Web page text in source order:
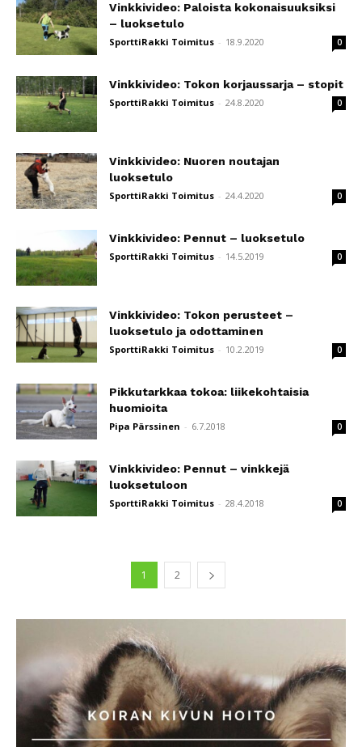
Vinkkivideo: Paloista kokonaisuuksiksi
– luoksetulo
SporttiRakki Toimitus - 18.9.2020 0
Vinkkivideo: Tokon korjaussarja – stopit
SporttiRakki Toimitus - 24.8.2020 0
Vinkkivideo: Nuoren noutajan
luoksetulo
SporttiRakki Toimitus - 24.4.2020 0
Vinkkivideo: Pennut – luoksetulo
SporttiRakki Toimitus - 14.5.2019 0
Vinkkivideo: Tokon perusteet –
luoksetulo ja odottaminen
SporttiRakki Toimitus - 10.2.2019 0
Pikkutarkkaa tokoa: liikekohtaisia
huomioita
Pipa Pärssinen - 6.7.2018 0
Vinkkivideo: Pennut – vinkkejä
luoksetuloon
SporttiRakki Toimitus - 28.4.2018 0
1 2